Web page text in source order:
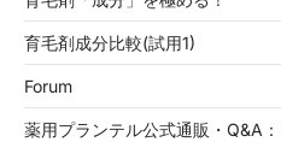
育毛剤成分比較(試用1)
Forum
薬用プランテル公式通販・Q&A